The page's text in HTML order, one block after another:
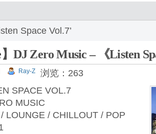
Space Vol.7’
】DJ Zero Music – 《Listen
Ray-Z
浏览：263
SPACE VOL.7
MUSIC
LOUNGE / CHILLOUT / POP